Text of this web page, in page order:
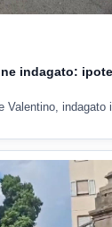
indagato:
Valentino, indagato